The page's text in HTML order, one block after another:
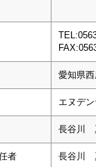
愛知県
エヌデ
長谷川
者 長谷川